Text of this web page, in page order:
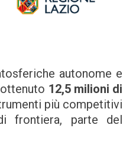
autonome e
12,5 milioni di
più competitivi
frontiera, parte del